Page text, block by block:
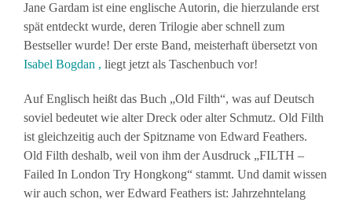
Jane Gardam ist eine englische Autorin, die hierzulande erst
spät entdeckt wurde, deren Trilogie aber schnell zum
Bestseller wurde! Der erste Band, meisterhaft übersetzt von
Isabel Bogdan , liegt jetzt als Taschenbuch vor!
Auf Englisch heißt das Buch „Old Filth“, was auf Deutsch
soviel bedeutet wie alter Dreck oder alter Schmutz. Old Filth
ist gleichzeitig auch der Spitzname von Edward Feathers.
Old Filth deshalb, weil von ihm der Ausdruck „FILTH –
Failed In London Try Hongkong“ stammt. Und damit wissen
wir auch schon, wer Edward Feathers ist: Jahrzehntelang